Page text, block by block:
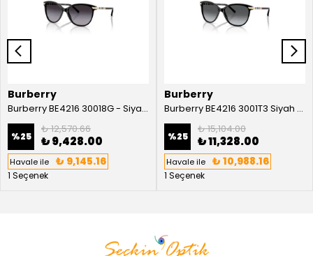
Burberry
Burberry BE4216 30018G - Siyah Kadın Güneş Gözlüğü
%25
₺ 12,570.66
₺ 9,428.00
Havale ile ₺ 9,145.16
1 Seçenek
Burberry
Burberry BE4216 3001T3 Siyah Kadın Güneş Gözlüğü
%25
₺ 15,104.00
₺ 11,328.00
Havale ile ₺ 10,988.16
1 Seçenek